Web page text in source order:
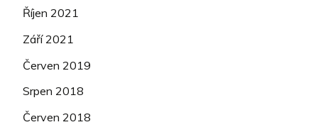
Říjen 2021
Září 2021
Červen 2019
Srpen 2018
Červen 2018